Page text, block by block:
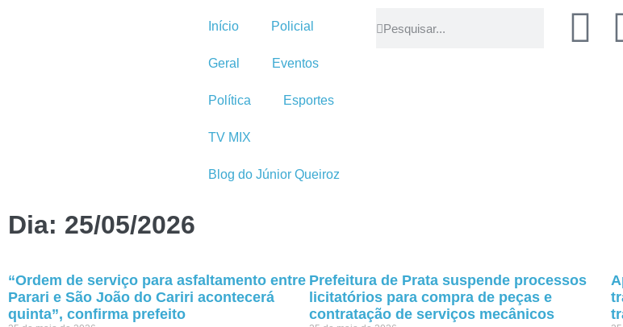
Início Policial
Geral Eventos
Política Esportes
TV MIX
Blog do Júnior Queiroz
Dia: 25/05/2026
“Ordem de serviço para asfaltamento entre
Parari e São João do Cariri acontecerá
quinta”, confirma prefeito
Prefeitura de Prata suspende processos
licitatórios para compra de peças e
contratação de serviços mecânicos